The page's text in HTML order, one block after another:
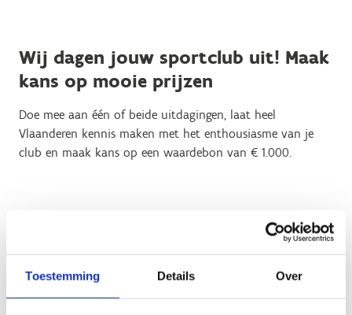
Toestemming Details Over
Wij dagen jouw sportclub uit! Maak
kans op mooie prijzen
Doe mee aan één of beide uitdagingen, laat heel
Vlaanderen kennis maken met het enthousiasme van je
club en maak kans op een waardebon van € 1.000.